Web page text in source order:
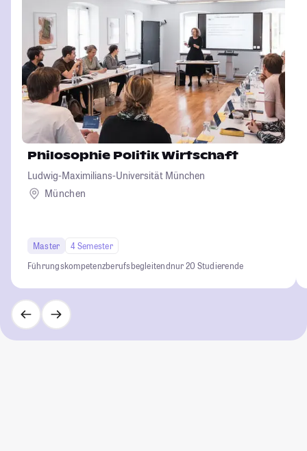
Philosophie Politik Wirtschaft
Ludwig-Maximilians-Universität München
München
Master
4 Semester
Führungskompetenzberufsbegleitendnur 20 Studierende